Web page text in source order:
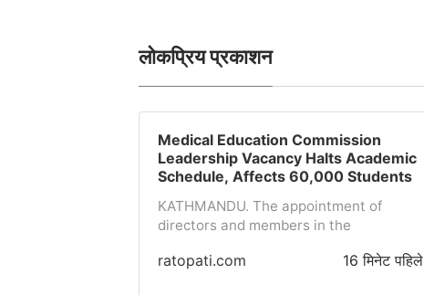
लोकप्रिय प्रकाशन
Medical Education Commission
Leadership Vacancy Halts Academic
Schedule, Affects 60,000 Students
KATHMANDU. The appointment of
directors and members in the
Education Commission has not
ratopati.com 16 मिनेट पहिले